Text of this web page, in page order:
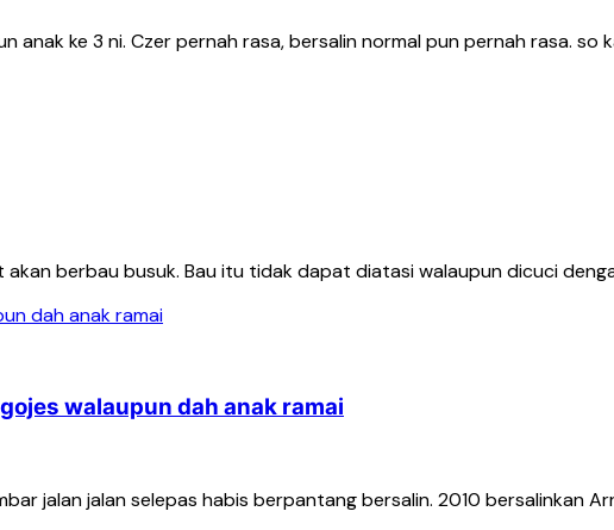
ke 3 ni. Czer pernah rasa, bersalin normal pun pernah rasa. so
berbau busuk. Bau itu tidak dapat diatasi walaupun dicuci
walaupun dah anak ramai
jalan jalan selepas habis berpantang bersalin. 2010 bersalinkan